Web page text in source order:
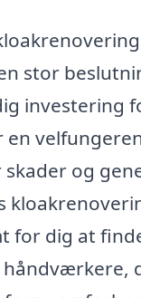
stor
investering
en
og
for dig at